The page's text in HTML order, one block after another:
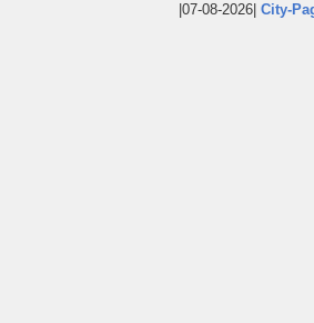
|07-08-2026| City-